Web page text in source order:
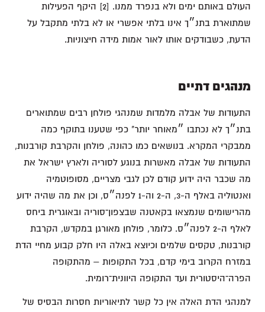
העולם באותם ימים ולא בנפרד ממנו. [2] היקף הפעילות
שמתוארת בתנ״ך אינו בלתי אפשרי או לא בלתי מתקבל על
הדעת, כשבודקים אותו לאור אמות מידה חיצוניות.
מנהגים דתיים
התעודות של אבלה מלמדות שמנהגי פולחן רבים שמתוארים
בתנ״ך לא נכתבו ״מאוחר יותר" כפי שטענו בתוקף כמה
ממבקרי המקרא. בנושאים כמו כהונה, פולחן והקרבת קורבנות,
התעודות של אבלה מאשרות בנוגע לסוריה ולארץ ישראל את
מה שכבר היה ידוע קודם לכן לגבי מצריים, מסופוטמיה
ואנטוליה באלף ה-3, ה-2 וה-1 לפנה״ס, וכן את מה שהיה ידוע
מהרישומים שנמצאו בקאטנה שבצפון־סוריה ובאוגרית ביחס
לאלף ה-2 לפנה״ס. כלומר, פולחן מאורגן במקדש, הקרבת
קורבנות, טקסים שלמים וכיוצא באלה היו חלק קבוע מחיי הדת
במזרח הקרוב בימי קדם, בכל התקופות – מהתקופה
הפרה־היסטורית ועד התקופה היוונית־רומית.
למנהגי הדת האלה אין כל קשר לתיאוריות חסרות הבסיס של